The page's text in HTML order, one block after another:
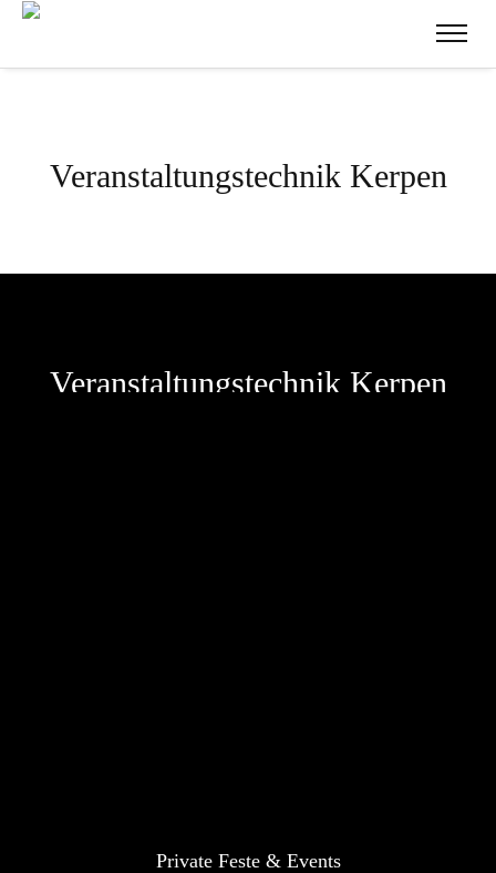
Veranstaltungstechnik Kerpen
Veranstaltungstechnik Kerpen
Private Feste & Events